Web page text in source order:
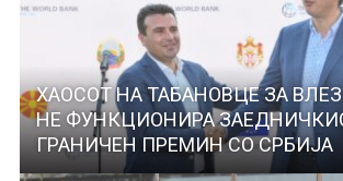
ХАОСОТ НА ТАБАНОВЦЕ ЗА
НЕ ФУНКЦИОНИРА
ГРАНИЧЕН ПРЕМИН СО СРБИЈА